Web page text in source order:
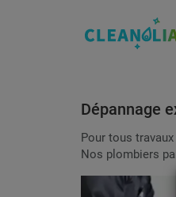
Dépannage
Pour tous
Nos plombiers